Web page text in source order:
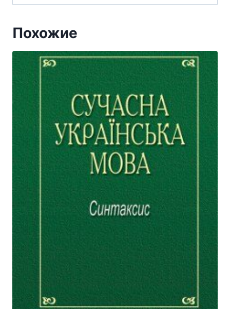
Похожие